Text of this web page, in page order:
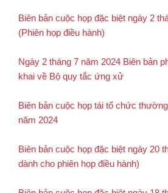
Biên bản cuộc họp đặc biệt ngày 2
(Phiên họp điều hành)
Ngày 2 tháng 7 năm 2024 Biên bản
khai về Bộ quy tắc ứng xử
Biên bản cuộc họp tái tổ chức
năm 2024
Biên bản cuộc họp đặc biệt ngày 20
dành cho phiên họp điều hành)